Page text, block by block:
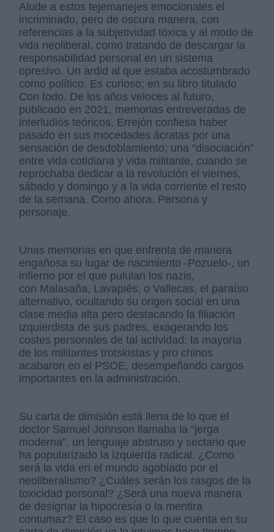
Alude a estos tejemanejes emocionales el
incriminado, pero de oscura manera, con
referencias a la subjetividad tóxica y al modo de
vida neoliberal, como tratando de descargar la
responsabilidad personal en un sistema
opresivo. Un ardid al que estaba acostumbrado
como político. Es curioso; en su libro titulado
Con todo. De los años veloces al futuro,
publicado en 2021, memorias entreveradas de
interludios teóricos, Errejón confiesa haber
pasado en sus mocedades ácratas por una
sensación de desdoblamiento; una “disociación”
entre vida cotidiana y vida militante, cuando se
reprochaba dedicar a la revolución el viernes,
sábado y domingo y a la vida corriente el resto
de la semana. Como ahora. Persona y
personaje.
Unas memorias en que enfrenta de manera
engañosa su lugar de nacimiento -Pozuelo-, un
infierno por el que pululan los nazis,
con Malasaña, Lavapiés, o Vallecas, el paraíso
alternativo, ocultando su origen social en una
clase media alta pero destacando la filiación
izquierdista de sus padres, exagerando los
costes personales de tal actividad: la mayoría
de los militantes trotskistas y pro chinos
acabaron en el PSOE, desempeñando cargos
importantes en la administración.
Su carta de dimisión está llena de lo que el
doctor Samuel Johnson llamaba la “jerga
moderna”, un lenguaje abstruso y sectario que
ha popularizado la izquierda radical. ¿Como
será la vida en el mundo agobiado por el
neoliberalismo? ¿Cuáles serán los rasgos de la
toxicidad personal? ¿Será una nueva manera
de designar la hipocresía o la mentira
contumaz? El caso es que lo que cuenta en su